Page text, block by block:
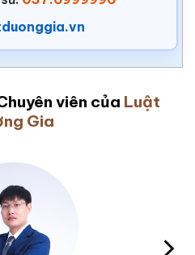
viên của Luật
Gia